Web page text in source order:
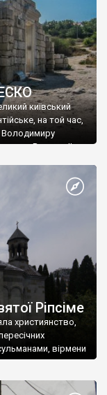
київський
на той час,
Володимиру
Василю ІІ, та
християнином.
Таврійського
Ріпсіме
християнство,
вірмени